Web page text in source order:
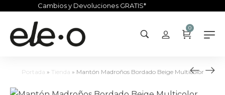
Cambios y Devoluciones GRATIS*
0
Portada » Tienda » Mantón Madroños Bordado Beige Multicolor